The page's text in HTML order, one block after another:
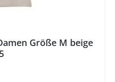
Größe M beige